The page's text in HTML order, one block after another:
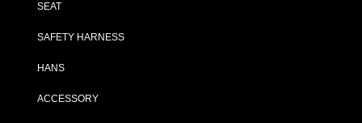
SEAT
SAFETY HARNESS
HANS
ACCESSORY